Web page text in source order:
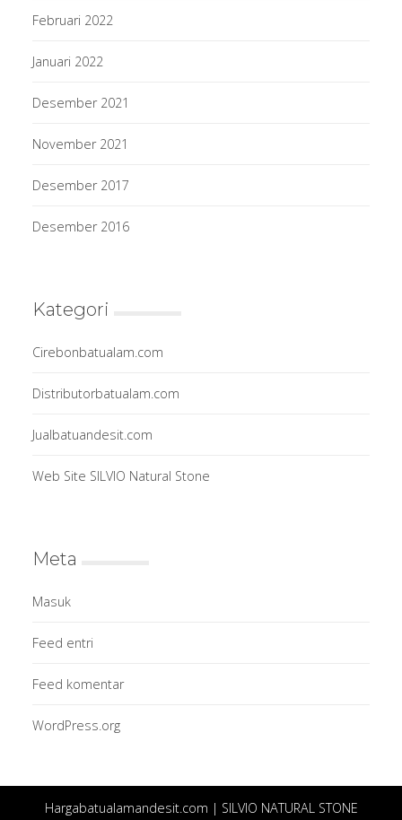
Februari 2022
Januari 2022
Desember 2021
November 2021
Desember 2017
Desember 2016
Kategori
Cirebonbatualam.com
Distributorbatualam.com
Jualbatuandesit.com
Web Site SILVIO Natural Stone
Meta
Masuk
Feed entri
Feed komentar
WordPress.org
Hargabatualamandesit.com | SILVIO NATURAL STONE